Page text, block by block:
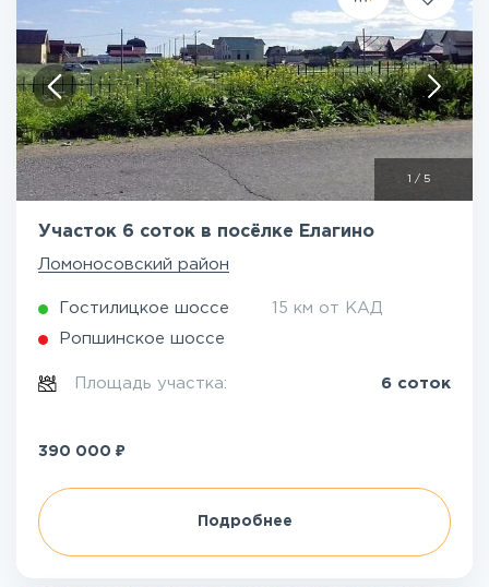
/ 5
Участок 6 соток в посёлке Елагино
Ломоносовский район
Гостилицкое шоссе 15 км от КАД
Ропшинское шоссе
Площадь участка: 6 соток
390 000 ₽
Подробнее